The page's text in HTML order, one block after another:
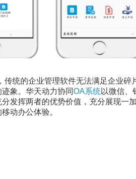
统的企业管理软件无法满足企业碎
象。华天动力协同OA系统以微信、
发挥两者的优势价值，充分展现一
动办公体验。